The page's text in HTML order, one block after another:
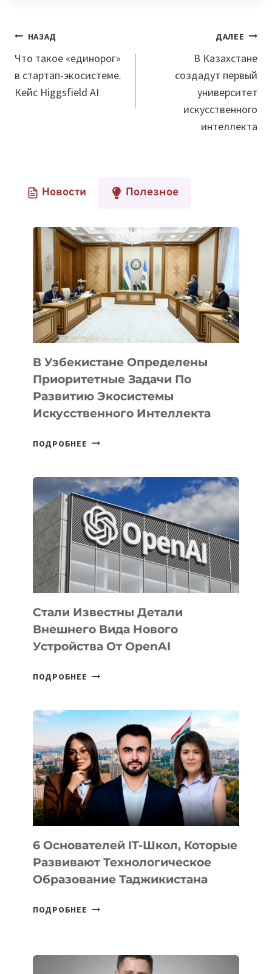
Навигация
по
записям
НАЗАД
Что такое «единорог»
в стартап-экосистеме.
Кейс Higgsfield AI
ДАЛЕЕ
В Казахстане
создадут первый
университет
искусственного
интеллекта
Новости Полезное
В Узбекистане Определены
Приоритетные Задачи По
Развитию Экосистемы
Искусственного Интеллекта
ПОДРОБНЕЕ В
ПРИОРИТЕТНЫЕ
ЗАДАЧИ
ПО
РАЗВИТИЮ
ЭКОСИСТЕМЫ
ИСКУССТВЕННОГО
ИНТЕЛЛЕКТА
Стали Известны Детали
Внешнего Вида Нового
Устройства От OpenAI
ПОДРОБНЕЕ СТАЛИ
ВНЕШНЕГО
ВИДА
НОВОГО
УСТРОЙСТВА
ОТ
OPENAI
6 Основателей IT-Школ, Которые
Развивают Технологическое
Образование Таджикистана
ПОДРОБНЕЕ
КОТОРЫЕ